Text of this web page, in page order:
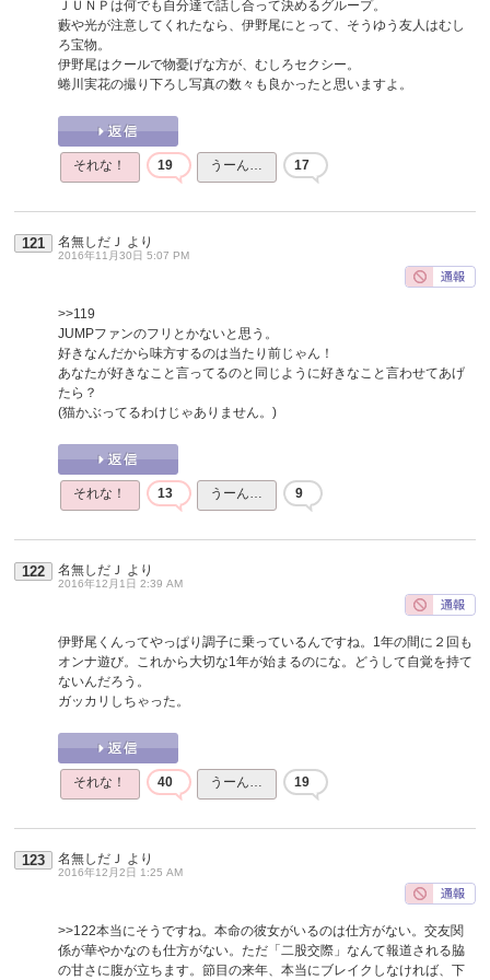
ＪＵＮＰは何でも自分達で話し合って決めるグループ。
藪や光が注意してくれたなら、伊野尾にとって、そうゆう友人はむし
ろ宝物。
伊野尾はクールで物憂げな方が、むしろセクシー。
蜷川実花の撮り下ろし写真の数々も良かったと思いますよ。
それな！ 19 うーん… 17
121 名無しだＪ より
2016年11月30日 5:07 PM
>>119
JUMPファンのフリとかないと思う。
好きなんだから味方するのは当たり前じゃん！
あなたが好きなこと言ってるのと同じように好きなこと言わせてあげ
たら？
(猫かぶってるわけじゃありません。)
それな！ 13 うーん… 9
122 名無しだＪ より
2016年12月1日 2:39 AM
伊野尾くんってやっぱり調子に乗っているんですね。1年の間に２回も
オンナ遊び。これから大切な1年が始まるのにな。どうして自覚を持て
ないんだろう。
ガッカリしちゃった。
それな！ 40 うーん… 19
123 名無しだＪ より
2016年12月2日 1:25 AM
>>122本当にそうですね。本命の彼女がいるのは仕方がない。交友関
係が華やかなのも仕方がない。ただ「二股交際」なんて報道される脇
の甘さに腹が立ちます。節目の来年、本当にブレイクしなければ、下